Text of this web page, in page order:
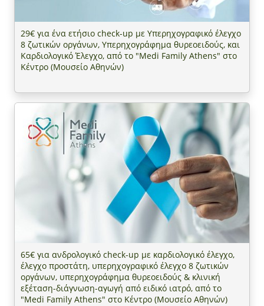
29€ για ένα ετήσιο check-up με Υπερηχογραφικό έλεγχο
8 ζωτικών οργάνων, Υπερηχογράφημα θυρεοειδούς, και
Καρδιολογικό Έλεγχο, από το "Medi Family Athens" στο
Κέντρο (Μουσείο Αθηνών)
65€ για ανδρολογικό check-up με καρδιολογικό έλεγχο,
έλεγχο προστάτη, υπερηχογραφικό έλεγχο 8 ζωτικών
οργάνων, υπερηχογράφημα θυρεοειδούς & κλινική
εξέταση-διάγνωση-αγωγή από ειδικό ιατρό, από το
"Medi Family Athens" στο Κέντρο (Μουσείο Αθηνών)